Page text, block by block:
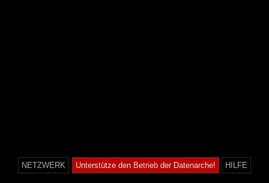
NETZWERK Unterstütze den Betrieb der Datenarche! HILFE